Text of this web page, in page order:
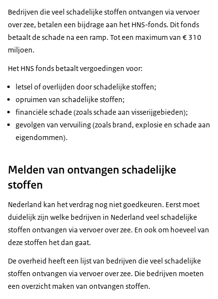
Bedrijven die veel schadelijke stoffen ontvangen via vervoer
over zee, betalen een bijdrage aan het HNS-fonds. Dit fonds
betaalt de schade na een ramp. Tot een maximum van € 310
miljoen.
Het HNS fonds betaalt vergoedingen voor:
letsel of overlijden door schadelijke stoffen;
opruimen van schadelijke stoffen;
financiële schade (zoals schade aan visserijgebieden);
gevolgen van vervuiling (zoals brand, explosie en schade aan
eigendommen).
Melden van ontvangen schadelijke
stoffen
Nederland kan het verdrag nog niet goedkeuren. Eerst moet
duidelijk zijn welke bedrijven in Nederland veel schadelijke
stoffen ontvangen via vervoer over zee. En ook om hoeveel van
deze stoffen het dan gaat.
De overheid heeft een lijst van bedrijven die veel schadelijke
stoffen ontvangen via vervoer over zee. Die bedrijven moeten
een overzicht maken van ontvangen stoffen.